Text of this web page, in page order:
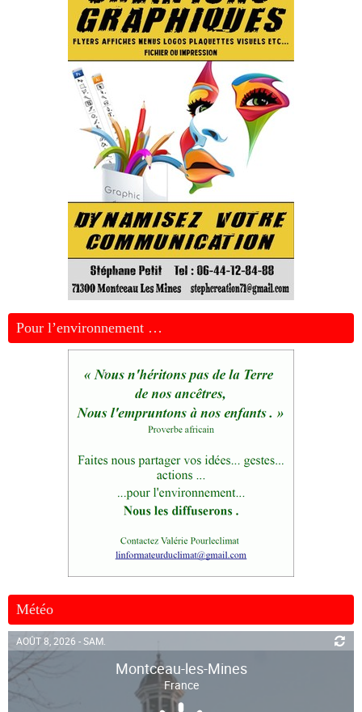
Pour l’environnement …
Météo
AOÛT 8, 2026 - SAM.
Montceau-les-Mines
France